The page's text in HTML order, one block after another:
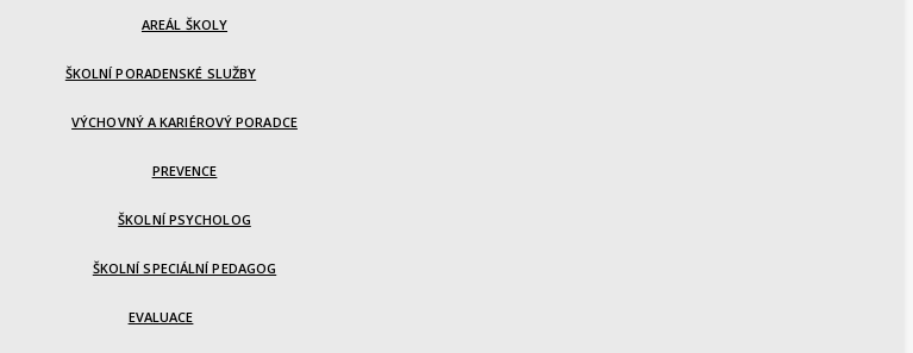
AREÁL ŠKOLY
ŠKOLNÍ PORADENSKÉ SLUŽBY
VÝCHOVNÝ A KARIÉROVÝ PORADCE
PREVENCE
ŠKOLNÍ PSYCHOLOG
ŠKOLNÍ SPECIÁLNÍ PEDAGOG
EVALUACE